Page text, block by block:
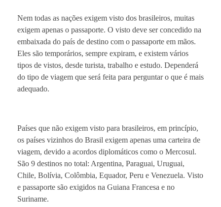
Nem todas as nações exigem visto dos brasileiros, muitas
exigem apenas o passaporte. O visto deve ser concedido na
embaixada do país de destino com o passaporte em mãos.
Eles são temporários, sempre expiram, e existem vários
tipos de vistos, desde turista, trabalho e estudo. Dependerá
do tipo de viagem que será feita para perguntar o que é mais
adequado.
Países que não exigem visto para brasileiros, em princípio,
os países vizinhos do Brasil exigem apenas uma carteira de
viagem, devido a acordos diplomáticos como o Mercosul.
São 9 destinos no total: Argentina, Paraguai, Uruguai,
Chile, Bolívia, Colômbia, Equador, Peru e Venezuela. Visto
e passaporte são exigidos na Guiana Francesa e no
Suriname.